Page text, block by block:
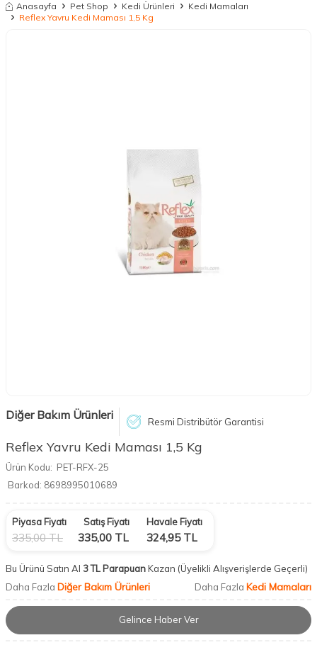
Anasayfa Pet Shop Kedi Ürünleri
Kedi Mamaları
Reflex Yavru Kedi Maması 1,5 Kg
Diğer Bakım Ürünleri Resmi Distribütör Garantisi
Reflex Yavru Kedi Maması 1,5 Kg
Ürün Kodu: PET-RFX-25
Barkod: 8698995010689
Piyasa Fiyatı
335,00TL
Satış Fiyatı
335,00 TL
Havale Fiyatı
324,95TL
Bu Ürünü Satın Al 3 TL ParapuanKazan (Üyelikli Alışverişlerde Geçerli)
Daha Fazla Diğer Bakım Ürünleri Daha Fazla Kedi Mamaları
Gelince Haber Ver